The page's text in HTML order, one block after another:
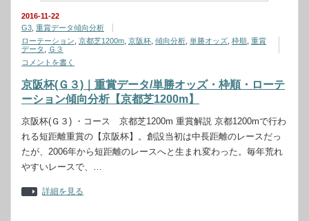
2016-11-22
G3 重賞データ傾向分析
ローテーション 京都芝1200m 京阪杯 傾向分析 単勝オッズ 枠順 重賞
データ
Ｇ３
コメントを書く
京阪杯(Ｇ３)｜重賞データ/単勝オッズ・枠順・ローテ
ーション傾向分析【京都芝1200m】
京阪杯(Ｇ３) ・コース 京都芝1200m 重賞解説 京都1200mで行わ
れる短距離重賞の【京阪杯】。創設当初は中長距離のレースだっ
たが、2006年から短距離のレースへと生まれ変わった。毎年荒れ
やすいレースで、…
詳細を見る